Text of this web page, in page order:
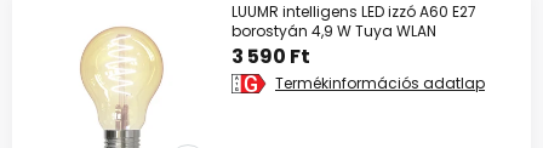
LUUMR intelligens LED izzó A60 E27
borostyán 4,9 W Tuya WLAN
3 590 Ft
Termékinformációs adatlap